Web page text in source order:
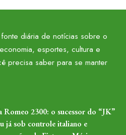
diária de notícias sobre o
esportes, cultura e
precisa saber para se manter
2300: o sucessor do “JK”
já sob controle italiano e